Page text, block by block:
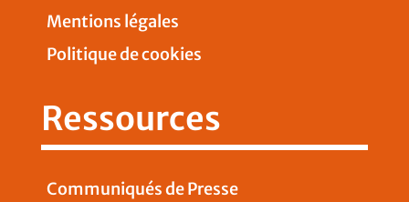
Mentions légales
Politique de cookies
Ressources
Communiqués de Presse